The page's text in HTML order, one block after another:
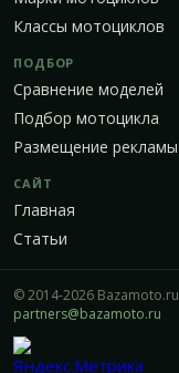
Классы мотоциклов
ПОДБОР
Сравнение моделей
Подбор мотоцикла
Размещение рекламы
САЙТ
Главная
Статьи
© 2014-2026 Bazamoto.ru
partners@bazamoto.ru